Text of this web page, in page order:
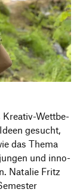
Kreativ-Wett­be­
gesucht,
das Thema
und inno­
Natalie Fritz